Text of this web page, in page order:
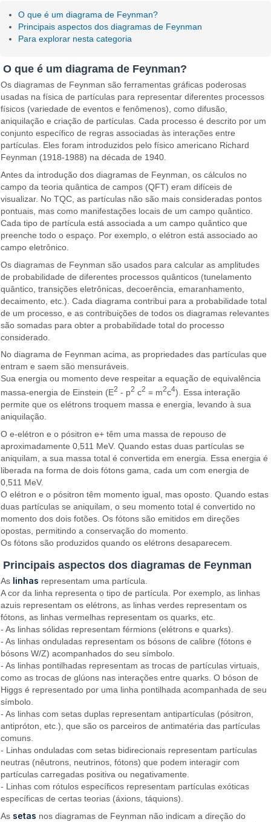
O que é um diagrama de Feynman?
Principais aspectos dos diagramas de Feynman
Para explorar nesta categoria
O que é um diagrama de Feynman?
Os diagramas de Feynman são ferramentas gráficas poderosas
usadas na física de partículas para representar diferentes processos
físicos (variedade de eventos e fenômenos), como difusão,
aniquilação e criação de partículas. Cada processo é descrito por um
conjunto específico de regras associadas às interações entre
partículas. Eles foram introduzidos pelo físico americano Richard
Feynman (1918-1988) na década de 1940.
Antes da introdução dos diagramas de Feynman, os cálculos no
campo da teoria quântica de campos (QFT) eram difíceis de
visualizar. No TQC, as partículas não são mais consideradas pontos
pontuais, mas como manifestações locais de um campo quântico.
Cada tipo de partícula está associada a um campo quântico que
preenche todo o espaço. Por exemplo, o elétron está associado ao
campo eletrônico.
Os diagramas de Feynman são usados ​​para calcular as amplitudes
de probabilidade de diferentes processos quânticos (tunelamento
quântico, transições eletrônicas, decoerência, emaranhamento,
decaimento, etc.). Cada diagrama contribui para a probabilidade total
de um processo, e as contribuições de todos os diagramas relevantes
são somadas para obter a probabilidade total do processo
considerado.
No diagrama de Feynman acima, as propriedades das partículas que
entram e saem são mensuráveis.
Sua energia ou momento deve respeitar a equação de equivalência
massa-energia de Einstein (E2 - p2 c2 = m2c4). Essa interação
permite que os elétrons troquem massa e energia, levando à sua
aniquilação.
O e-elétron e o pósitron e+ têm uma massa de repouso de
aproximadamente 0,511 MeV. Quando estas duas partículas se
aniquilam, a sua massa total é convertida em energia. Essa energia é
liberada na forma de dois fótons gama, cada um com energia de
0,511 MeV.
O elétron e o pósitron têm momento igual, mas oposto. Quando estas
duas partículas se aniquilam, o seu momento total é convertido no
momento dos dois fotões. Os fótons são emitidos em direções
opostas, permitindo a conservação do momento.
Os fótons são produzidos quando os elétrons desaparecem.
Principais aspectos dos diagramas de Feynman
As linhas representam uma partícula.
A cor da linha representa o tipo de partícula. Por exemplo, as linhas
azuis representam os elétrons, as linhas verdes representam os
fótons, as linhas vermelhas representam os quarks, etc.
- As linhas sólidas representam férmions (elétrons e quarks).
- As linhas onduladas representam os bósons de calibre (fótons e
bósons W/Z) acompanhados do seu símbolo.
- As linhas pontilhadas representam as trocas de partículas virtuais,
como as trocas de glúons nas interações entre quarks. O bóson de
Higgs é representado por uma linha pontilhada acompanhada de seu
símbolo.
- As linhas com setas duplas representam antipartículas (pósitron,
antipróton, etc.), que são os parceiros de antimatéria das partículas
comuns.
- Linhas onduladas com setas bidirecionais representam partículas
neutras (nêutrons, neutrinos, fótons) que podem interagir com
partículas carregadas positiva ou negativamente.
- Linhas com rótulos específicos representam partículas exóticas
específicas de certas teorias (áxions, táquions).
As setas nos diagramas de Feynman não indicam a direção do